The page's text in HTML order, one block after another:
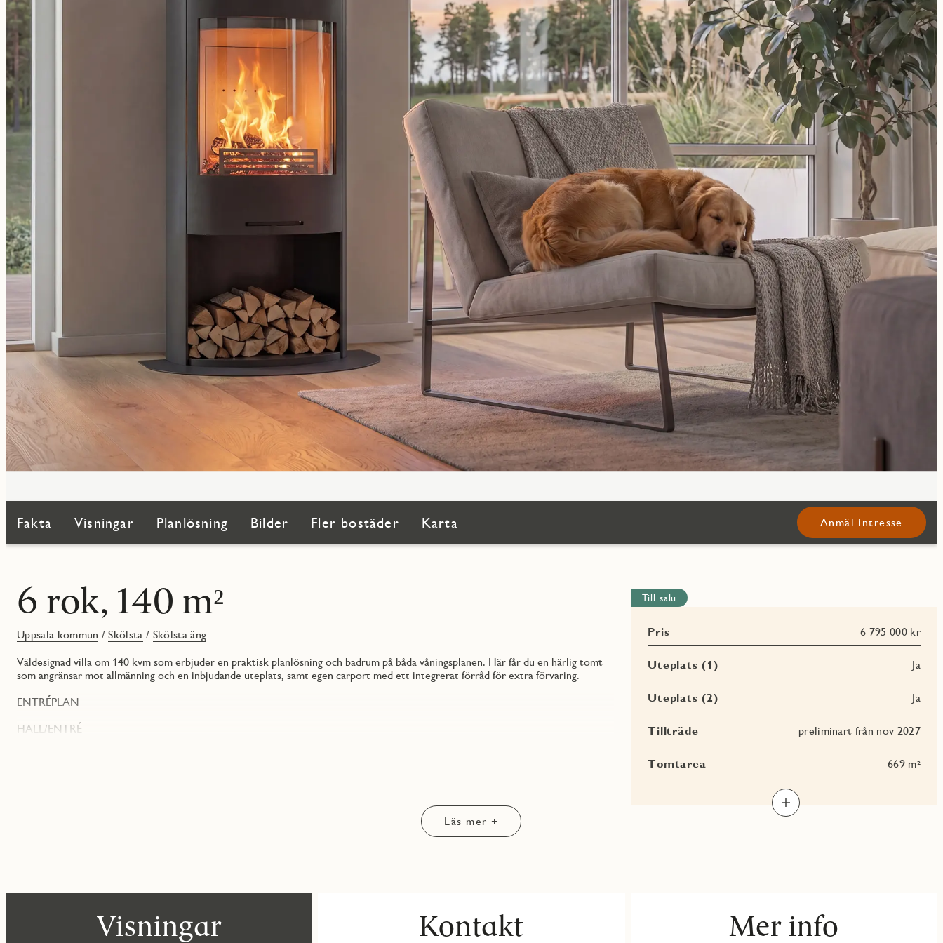
Fakta Visningar Planlösning Bilder Fler bostäder Karta Anmäl intresse
6 rok, 140 m²
Uppsala kommun /Skölsta / Skölsta äng
Väldesignad villa om 140 kvm som erbjuder en praktisk planlösning och badrum på båda våningsplanen. Här får du en härlig tomt
som angränsar mot allmänning och en inbjudande uteplats, samt egen carport med ett integrerat förråd för extra förvaring.
ENTRÉPLAN
HALL/ENTRÉ
diskho. Här finns även huset värmepanna. Grått klinkergolv och vita väggar ingår i JMs originalinredning.
med vänner. Köket har en modern inredning med släta skåpluckor och en ljus bänkskiva som elegant sträcker sig upp längs väggen
med en matchande bakkantslist. En LED-list med dimmer ovanför bänkskivan ger ett energisnålt och stämningsfullt arbetsljus.
Till salu
Pris 6 795 000 kr
Uteplats (1) Ja
Uteplats (2) Ja
Tillträde preliminärt från nov 2027
Tomtarea 669 m²
Läs mer +
Visningar Kontakt Mer info